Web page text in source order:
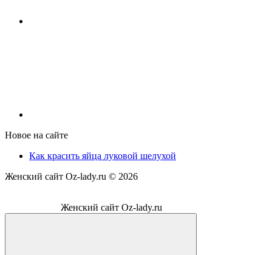
Новое на сайте
Как красить яйца луковой шелухой
Женский сайт Oz-lady.ru © 2026
Женский сайт Oz-lady.ru